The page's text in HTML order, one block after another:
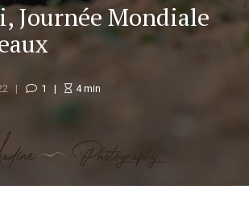
Journée Mondiale
1 4min